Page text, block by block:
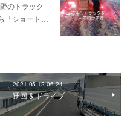
のトラック
「ショート…
2021.05.12 06:24
迂回 & ドライブ